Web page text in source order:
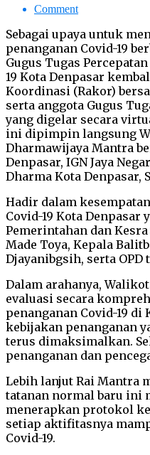
Comment
Sebagai upaya untuk
penanganan Covid-19
Gugus Tugas
19 Kota Denpasar
Koordinasi (Rakor)
serta anggota Gugus
yang digelar secara
ini dipimpin langsung
Dharmawijaya Mantra
Denpasar, IGN Jaya
Dharma Kota Denpasar,
Hadir dalam
Covid-19 Kota Denpasar
Pemerintahan dan
Made Toya, Kepala
Djayanibgsih, serta
Dalam arahanya,
evaluasi secara
penanganan Covid-19 di
kebijakan penanganan
terus dimaksimalkan.
penanganan dan
Lebih lanjut Rai Mantra
tatanan normal baru ini
menerapkan protokol
setiap aktifitasnya
Covid-19.